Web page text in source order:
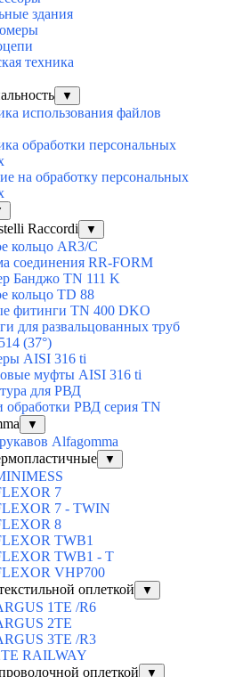
здания
техника
▼
использования файлов
обработки персональных
на обработку персональных
Raccordi ▼
кольцо AR3/C
соединения RR-FORM
Банджо TN 111 K
кольцо TD 88
фитинги TN 400 DKO
для развальцованных труб
(37°)
AISI 316 ti
муфты AISI 316 ti
для РВД
обработки РВД серия TN
▼
Alfagomma
▼
7
7 - TWIN
8
TWB1
TWB1 - T
VHP700
оплеткой
▼
1TE /R6
2TЕ
3TE /R3
RAILWAY
оплеткой
▼